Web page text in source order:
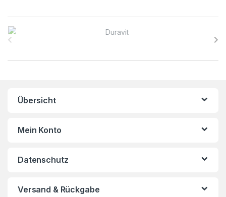
Übersicht
Mein Konto
Datenschutz
Versand & Rückgabe